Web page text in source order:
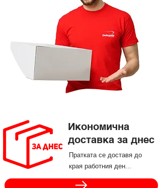
Икономична
доставка за днес
Пратката се доставя до
края работния ден...